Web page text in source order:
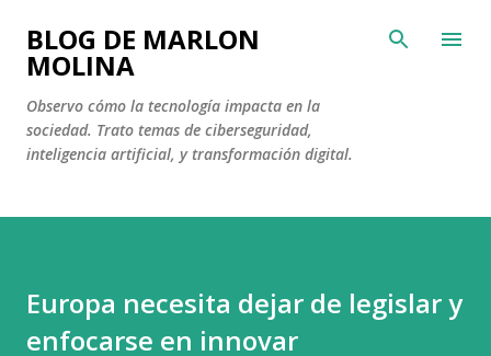
Ir al contenido principal
BLOG DE MARLON
MOLINA
Observo cómo la tecnología impacta en la
sociedad. Trato temas de ciberseguridad,
inteligencia artificial, y transformación digital.
Europa necesita dejar de legislar y
enfocarse en innovar